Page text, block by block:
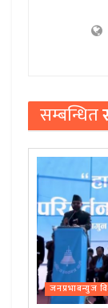
सम्बन्धित
जनप्रभाबन्युज